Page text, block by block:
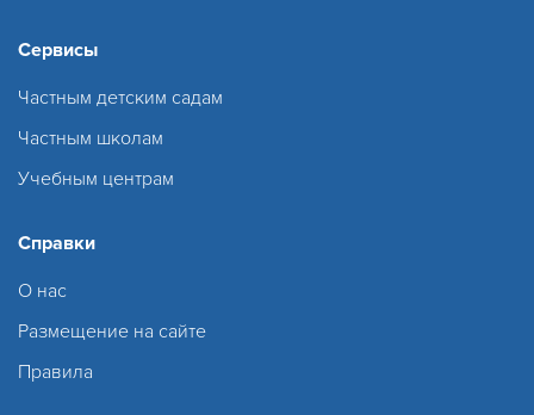
Сервисы
Частным детским садам
Частным школам
Учебным центрам
Справки
О нас
Размещение на сайте
Правила